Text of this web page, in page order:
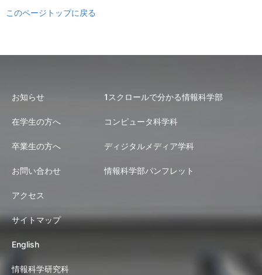
このページトップに戻る
お知らせ
在学生の方へ
卒業生の方へ
お問い合わせ
アクセス
サイトマップ
English
1スクロールで分かる情報科学部
コンピュータ科学科
ディジタルメディア学科
情報科学部パンフレット
情報科学研究科